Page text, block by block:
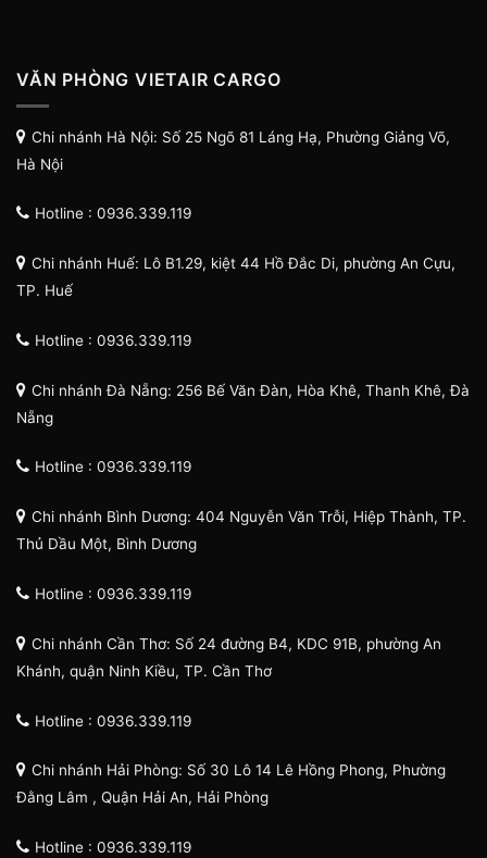
VĂN PHÒNG VIETAIR CARGO
Chi nhánh Hà Nội: Số 25 Ngõ 81 Láng Hạ, Phường Giảng Võ,
Hà Nội
Hotline : 0936.339.119
Chi nhánh Huế: Lô B1.29, kiệt 44 Hồ Đắc Di, phường An Cựu,
TP. Huế
Hotline : 0936.339.119
Chi nhánh Đà Nẵng: 256 Bế Văn Đàn, Hòa Khê, Thanh Khê, Đà
Nẵng
Hotline : 0936.339.119
Chi nhánh Bình Dương: 404 Nguyễn Văn Trỗi, Hiệp Thành, TP.
Thủ Dầu Một, Bình Dương
Hotline : 0936.339.119
Chi nhánh Cần Thơ: Số 24 đường B4, KDC 91B, phường An
Khánh, quận Ninh Kiều, TP. Cần Thơ
Hotline : 0936.339.119
Chi nhánh Hải Phòng: Số 30 Lô 14 Lê Hồng Phong, Phường
Đằng Lâm , Quận Hải An, Hải Phòng
Hotline : 0936.339.119